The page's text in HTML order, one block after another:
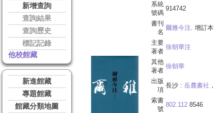
新增查詢
查詢結果
查詢歷史
標記記錄
他校館藏
新進館藏
專題館藏
館藏分類地圖
系統
號碼
914742
書刊
名
爾雅今注. 增訂本
主要
著者
徐朝華注
其他
著者
徐朝華
出版
項
長沙 : 岳麓書社
索書
號
802.112 8546